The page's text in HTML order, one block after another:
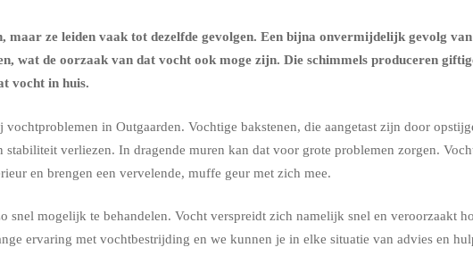
ze leiden vaak tot dezelfde gevolgen. Een bijna onvermijdelijk gevolg
wat de oorzaak van dat vocht ook moge zijn. Die schimmels produceren
vocht in huis.
in Outgaarden. Vochtige bakstenen, die aangetast zijn door
verliezen. In dragende muren kan dat voor grote problemen zorgen.
en brengen een vervelende, muffe geur met zich mee.
mogelijk te behandelen. Vocht verspreidt zich namelijk snel en veroorzaakt
ervaring met vochtbestrijding en we kunnen je in elke situatie van advies en